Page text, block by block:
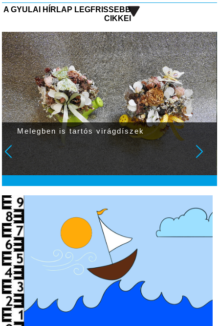
A GYULAI HÍRLAP LEGFRISSEBB
CIKKEI
Melegben is tartós virágdíszek